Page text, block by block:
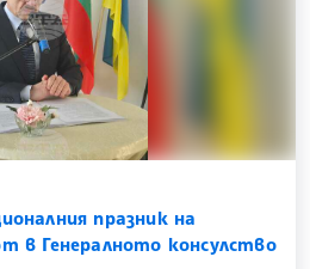
празник на
в Генералното консулство